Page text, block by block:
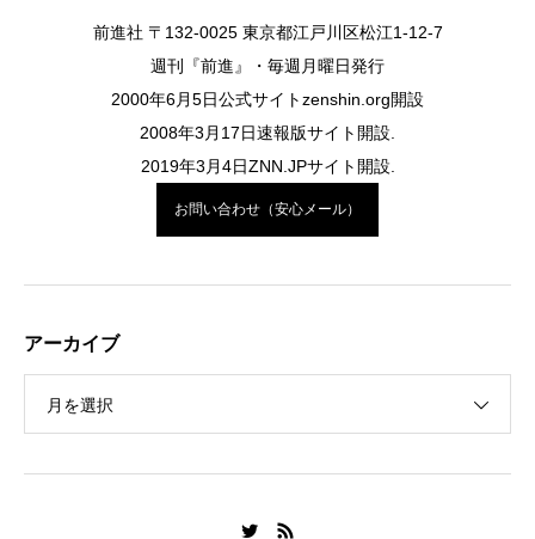
前進社 〒132-0025 東京都江戸川区松江1-12-7
週刊『前進』・毎週月曜日発行
2000年6月5日公式サイトzenshin.org開設
2008年3月17日速報版サイト開設.
2019年3月4日ZNN.JPサイト開設.
お問い合わせ（安心メール）
アーカイブ
月を選択